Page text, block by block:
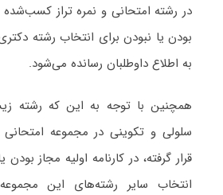
در رشته امتحانی و نمره تراز
بودن یا نبودن برای انتخاب رشته
به اطلاع داوطلبان رسانده می‌شود.
همچنین با توجه به این که رشته
سلولی و تکوینی در مجموعه
قرار گرفته، در کارنامه اولیه مجاز
انتخاب سایر رشته‌های این مجموعه